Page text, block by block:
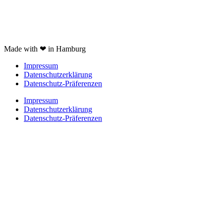
Made with ❤ in Hamburg
Impressum
Datenschutzerklärung
Datenschutz-Präferenzen
Impressum
Datenschutzerklärung
Datenschutz-Präferenzen